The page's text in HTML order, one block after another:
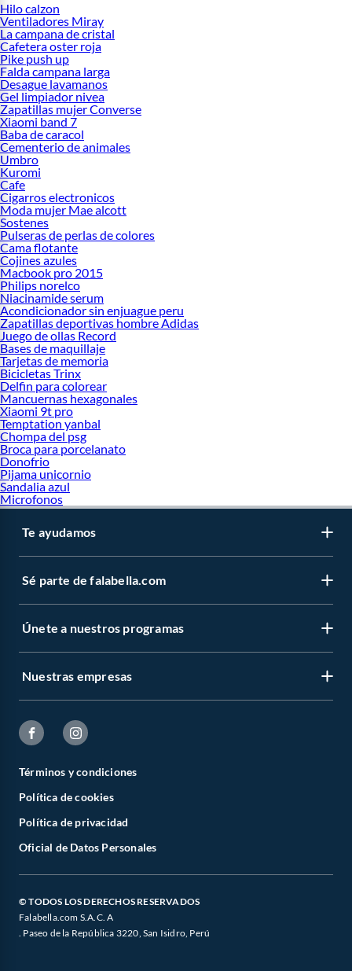
Hilo calzon
Ventiladores Miray
La campana de cristal
Cafetera oster roja
Pike push up
Falda campana larga
Desague lavamanos
Gel limpiador nivea
Zapatillas mujer Converse
Xiaomi band 7
Baba de caracol
Cementerio de animales
Umbro
Kuromi
Cafe
Cigarros electronicos
Moda mujer Mae alcott
Sostenes
Pulseras de perlas de colores
Cama flotante
Cojines azules
Macbook pro 2015
Philips norelco
Niacinamide serum
Acondicionador sin enjuague peru
Zapatillas deportivas hombre Adidas
Juego de ollas Record
Bases de maquillaje
Tarjetas de memoria
Bicicletas Trinx
Delfin para colorear
Mancuernas hexagonales
Xiaomi 9t pro
Temptation yanbal
Chompa del psg
Broca para porcelanato
Donofrio
Pijama unicornio
Sandalia azul
Microfonos
Te ayudamos
Sé parte de falabella.com
Únete a nuestros programas
Nuestras empresas
Términos y condiciones
Política de cookies
Política de privacidad
Oficial de Datos Personales
© TODOS LOS DERECHOS RESERVADOS
Falabella.com S.A.C. A
. Paseo de la República 3220, San Isidro, Perú